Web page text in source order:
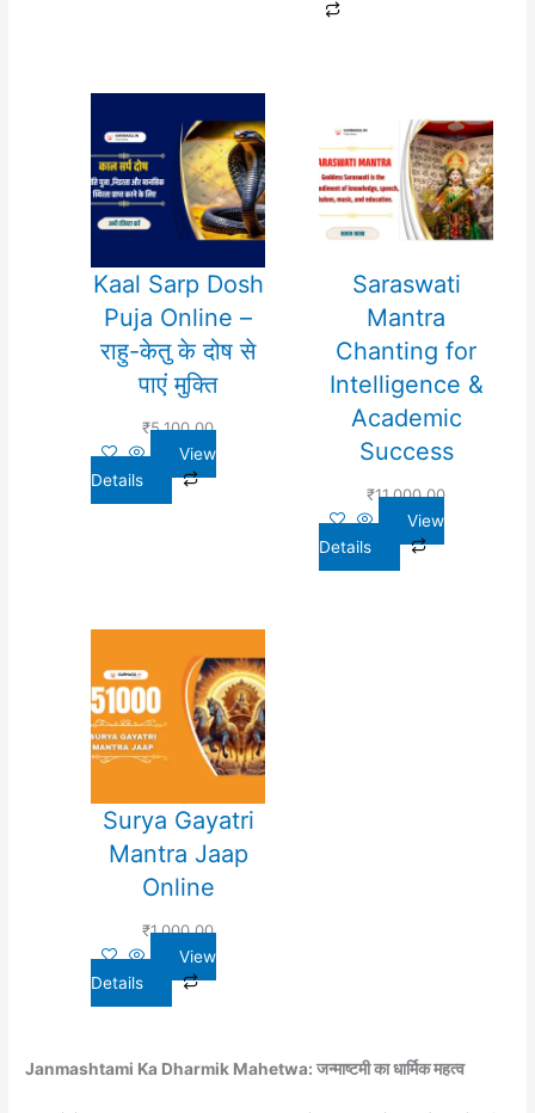
Kaal Sarp Dosh
Puja Online –
राहु-केतु के दोष से
पाएं मुक्ति
₹5,100.00
View
Details
Saraswati
Mantra
Chanting for
Intelligence &
Academic
Success
₹11,000.00
View
Details
Surya Gayatri
Mantra Jaap
Online
₹1,000.00
View
Details
Janmashtami Ka Dharmik Mahetwa: जन्माष्टमी का धार्मिक महत्व